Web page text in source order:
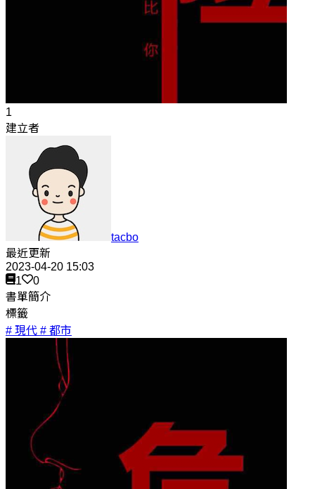
1
建立者
tacbo
最近更新
2023-04-20 15:03
1
0
書單簡介
標籤
# 現代 # 都市